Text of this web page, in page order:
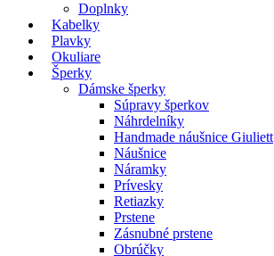
Doplnky
Kabelky
Plavky
Okuliare
Šperky
Dámske šperky
Súpravy šperkov
Náhrdelníky
Handmade náušnice Giuliett
Náušnice
Náramky
Prívesky
Retiazky
Prstene
Zásnubné prstene
Obrúčky